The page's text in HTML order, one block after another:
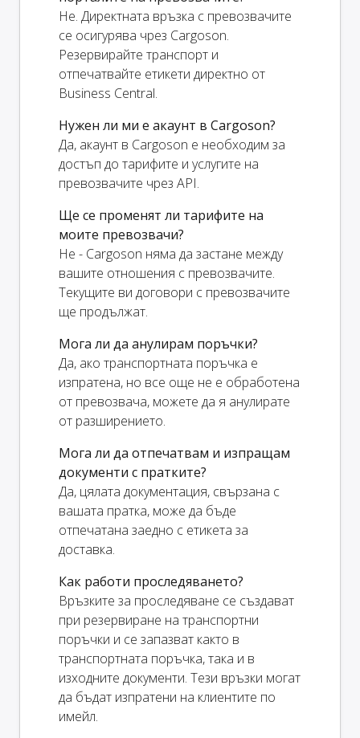
Не. Директната връзка с превозвачите
се осигурява чрез Cargoson.
Резервирайте транспорт и
отпечатвайте етикети директно от
Business Central.
Нужен ли ми е акаунт в Cargoson?
Да, акаунт в Cargoson е необходим за
достъп до тарифите и услугите на
превозвачите чрез API.
Ще се променят ли тарифите на
моите превозвачи?
Не - Cargoson няма да застане между
вашите отношения с превозвачите.
Текущите ви договори с превозвачите
ще продължат.
Мога ли да анулирам поръчки?
Да, ако транспортната поръчка е
изпратена, но все още не е обработена
от превозвача, можете да я анулирате
от разширението.
Мога ли да отпечатвам и изпращам
документи с пратките?
Да, цялата документация, свързана с
вашата пратка, може да бъде
отпечатана заедно с етикета за
доставка.
Как работи проследяването?
Връзките за проследяване се създават
при резервиране на транспортни
поръчки и се запазват както в
транспортната поръчка, така и в
изходните документи. Тези връзки могат
да бъдат изпратени на клиентите по
имейл.